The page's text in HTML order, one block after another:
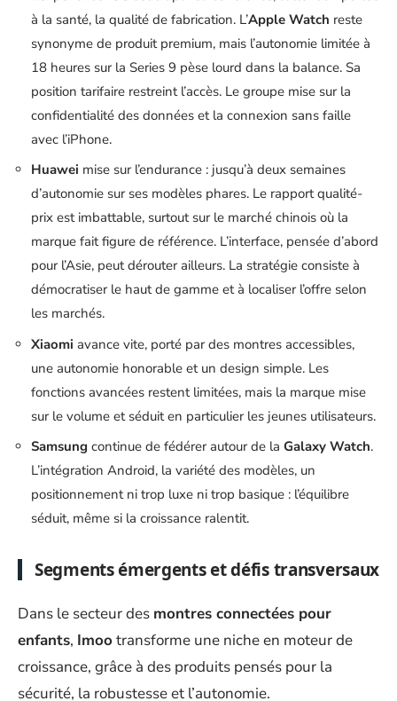
à la santé, la qualité de fabrication. L’Apple Watch reste
synonyme de produit premium, mais l’autonomie limitée à
18 heures sur la Series 9 pèse lourd dans la balance. Sa
position tarifaire restreint l’accès. Le groupe mise sur la
confidentialité des données et la connexion sans faille
avec l’iPhone.
Huawei mise sur l’endurance : jusqu’à deux semaines
d’autonomie sur ses modèles phares. Le rapport qualité-
prix est imbattable, surtout sur le marché chinois où la
marque fait figure de référence. L’interface, pensée d’abord
pour l’Asie, peut dérouter ailleurs. La stratégie consiste à
démocratiser le haut de gamme et à localiser l’offre selon
les marchés.
Xiaomi avance vite, porté par des montres accessibles,
une autonomie honorable et un design simple. Les
fonctions avancées restent limitées, mais la marque mise
sur le volume et séduit en particulier les jeunes utilisateurs.
Samsung continue de fédérer autour de la Galaxy Watch.
L’intégration Android, la variété des modèles, un
positionnement ni trop luxe ni trop basique : l’équilibre
séduit, même si la croissance ralentit.
Segments émergents et défis transversaux
Dans le secteur des montres connectées pour
enfants, Imoo transforme une niche en moteur de
croissance, grâce à des produits pensés pour la
sécurité, la robustesse et l’autonomie.